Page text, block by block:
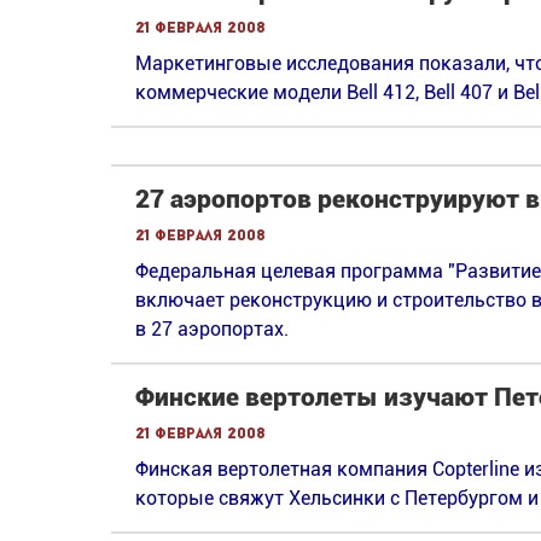
21 февраля 2008
Маркетинговые исследования показали,
коммерческие модели Bell 412, Bell 407 и
27 аэропортов реконструируют
21 февраля 2008
Федеральная целевая программа
включает реконструкцию и
в 27 аэропортах.
Финские вертолеты изучают
21 февраля 2008
Финская вертолетная компания Copterline
которые свяжут Хельсинки с Петербургом